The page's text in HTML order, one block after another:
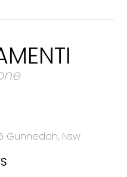
Gunnedah, Nsw